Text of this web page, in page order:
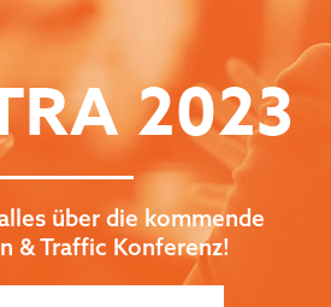
2023
über die kommende
& Traffic Konferenz!